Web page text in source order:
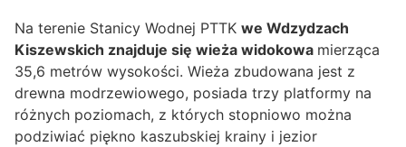
Na terenie Stanicy Wodnej PTTK we Wdzydzach
Kiszewskich znajduje się wieża widokowa mierząca
35,6 metrów wysokości. Wieża zbudowana jest z
drewna modrzewiowego, posiada trzy platformy na
różnych poziomach, z których stopniowo można
podziwiać piękno kaszubskiej krainy i jezior